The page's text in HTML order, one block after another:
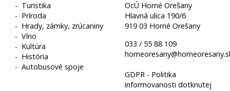
- Turistika
- Príroda
- Hrady, zámky, zrúcaniny
-Víno
- Kultúra
- História
-Autobusové spoje
OcÚ Horné Orešany
Hlavná ulica 190/6
919 03 Horné Orešany
033 / 55 88 109
GDPR - Politika
informovanosti dotknutej